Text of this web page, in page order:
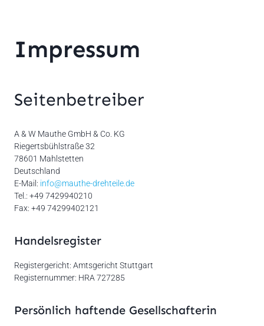
Impressum
Seitenbetreiber
A & W Mauthe GmbH & Co. KG
Riegertsbühlstraße 32
78601 Mahlstetten
Deutschland
E-Mail: info@mauthe-drehteile.de
Tel.: +49 7429940210
Fax: +49 74299402121
Handelsregister
Registergericht: Amtsgericht Stuttgart
Registernummer: HRA 727285
Persönlich haftende Gesellschafterin